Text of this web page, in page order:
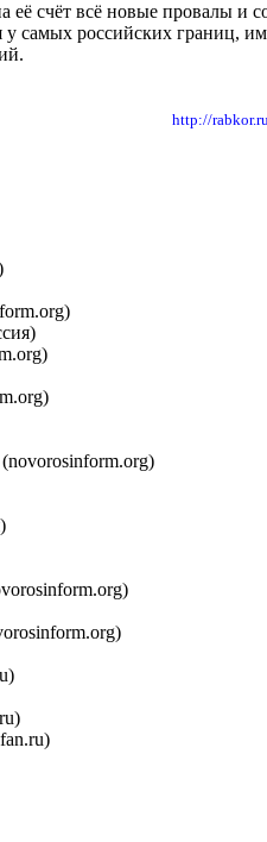
её счёт всё новые провалы и
у самых российских границ,
http://
(novorosinform.org)